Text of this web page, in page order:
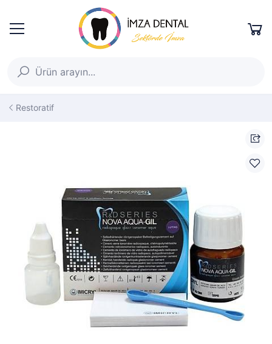
Restoratif